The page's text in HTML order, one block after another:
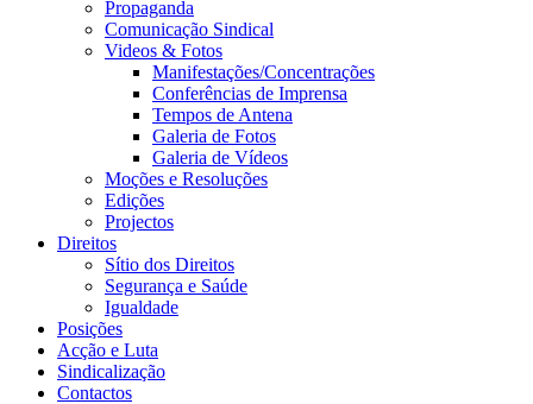
Propaganda
Comunicação Sindical
Videos & Fotos
Manifestações/Concentrações
Conferências de Imprensa
Tempos de Antena
Galeria de Fotos
Galeria de Vídeos
Moções e Resoluções
Edições
Projectos
Direitos
Sítio dos Direitos
Segurança e Saúde
Igualdade
Posições
Acção e Luta
Sindicalização
Contactos